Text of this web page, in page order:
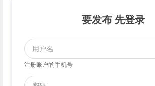
要发布 先登录
注册账户的手机号